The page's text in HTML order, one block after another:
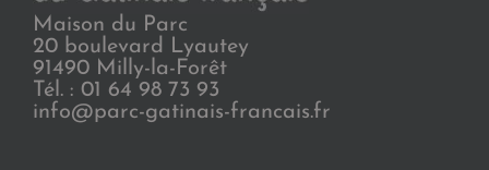
Maison du Parc
20 boulevard Lyautey
91490 Milly-la-Forêt
Tél. : 01 64 98 73 93
info@parc-gatinais-francais.fr